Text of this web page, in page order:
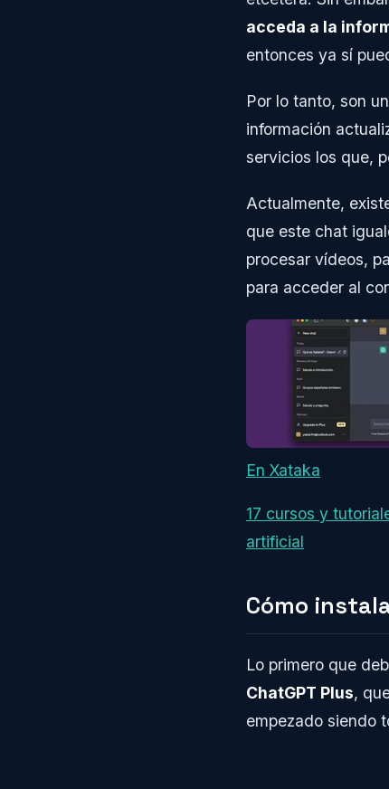
acceda a la
entonces ya sí
Por lo tanto, son
información
servicios los que,
Actualmente,
que este chat
procesar vídeos,
para acceder al
En Xataka
17 cursos y
artificial
Cómo
Lo primero que
ChatGPT Plus,
empezado siendo